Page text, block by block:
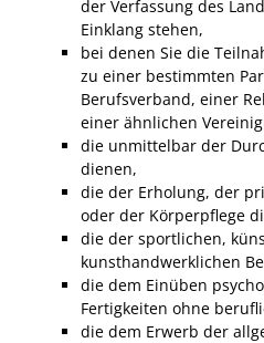
Paten
der Verfassung des
Einklang stehen,
bei denen Sie die
zu einer bestimmten
Berufsverband, einer
einer ähnlichen
die unmittelbar der
dienen,
die der Erholung, der
oder der Körperpflege
die der sportlichen,
kunsthandwerklichen
die dem Einüben
Fertigkeiten ohne
die dem Erwerb der